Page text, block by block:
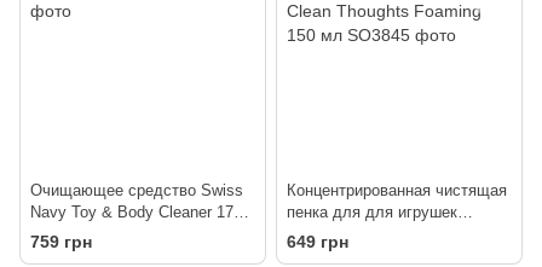
Очищающее средство Swiss
Navy Toy & Body Cleaner 177
мл
759 грн
Концентрированная чистящая
пенка для для игрушек
Sensuva Think Clean Thoughts
Foaming 150 мл
649 грн